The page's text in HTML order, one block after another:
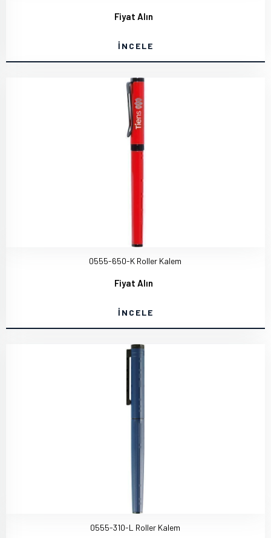
Fiyat Alın
İNCELE
0555-650-K Roller Kalem
Fiyat Alın
İNCELE
0555-310-L Roller Kalem